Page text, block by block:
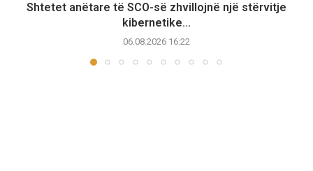
Shtetet anëtare të SCO-së zhvillojnë një stërvitje
kibernetike...
06.08.2026 16:22